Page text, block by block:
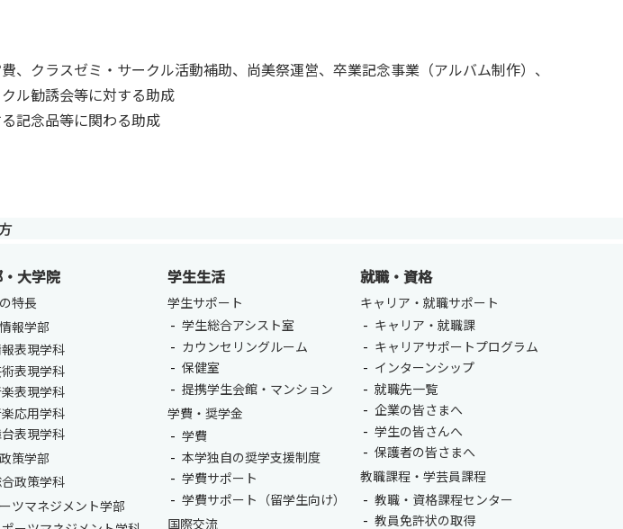
総合認証基盤システム（要ログイン）
、クラスゼミ・サークル活動補助、尚美祭運営、卒業記念事業（アルバム制作）、
ル勧誘会等に対する助成
記念品等に関わる助成
大学院
特長
報学部
表現学科
表現学科
表現学科
応用学科
表現学科
策学部
政策学科
ツマネジメント学部
学生生活
学生サポート
学生総合アシスト室
カウンセリングルーム
保健室
提携学生会館・マンション
学費・奨学金
学費
本学独自の奨学支援制度
学費サポート
学費サポート（留学生向け）
国際交流
就職・資格
キャリア・就職サポート
キャリア・就職課
キャリアサポートプログラム
インターンシップ
就職先一覧
企業の皆さまへ
学生の皆さんへ
保護者の皆さまへ
教職課程・学芸員課程
教職・資格課程センター
教員免許状の取得